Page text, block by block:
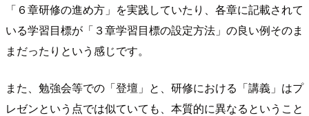
「６章研修の進め方」を実践していたり、各章に記載されて
いる学習目標が「３章学習目標の設定方法」の良い例そのま
まだったりという感じです。
また、勉強会等での「登壇」と、研修における「講義」はプ
レゼンという点では似ていても、本質的に異なるということ